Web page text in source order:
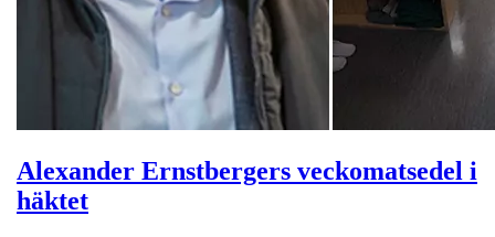
Alexander Ernstbergers veckomatsedel i
häktet